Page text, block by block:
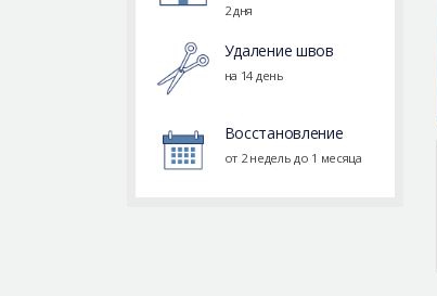
2 дня
Удаление швов
на 14 день
Восстановление
от 2 недель до 1 месяца